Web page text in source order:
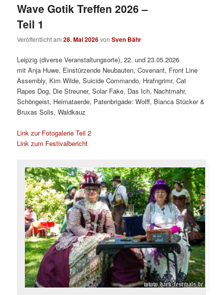
Wave Gotik Treffen 2026 –
Teil 1
Veröffentlicht am28. Mai 2026vonSven Bähr
Leipzig (diverse Veranstaltungsorte), 22. und 23.05.2026
mit Anja Huwe, Einstürzende Neubauten, Covenant, Front Line
Assembly, Kim Wilde, Suicide Commando, Hrafngrimr, Cat
Rapes Dog, Die Streuner, Solar Fake, Das Ich, Nachtmahr,
Schöngeist, Heimataerde, Patenbrigade: Wolff, Bianca Stücker &
Bruxas Solis, Waldkauz
Link zur Fotogalerie Teil 2
Link zum Festivalbericht